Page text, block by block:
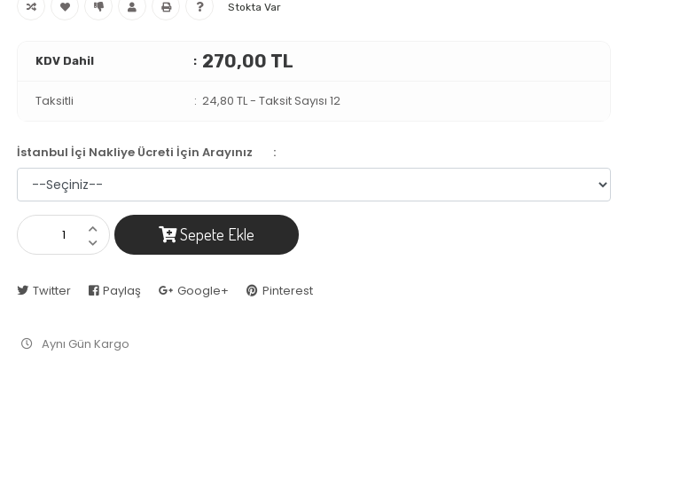
Stokta Var
KDV Dahil 270,00 TL
Taksitli 24,80 TL-Taksit Sayısı 12
İstanbul İçi Nakliye Ücreti İçin Arayınız :
Sepete Ekle
Twitter Paylaş Google+ Pinterest
Aynı Gün Kargo